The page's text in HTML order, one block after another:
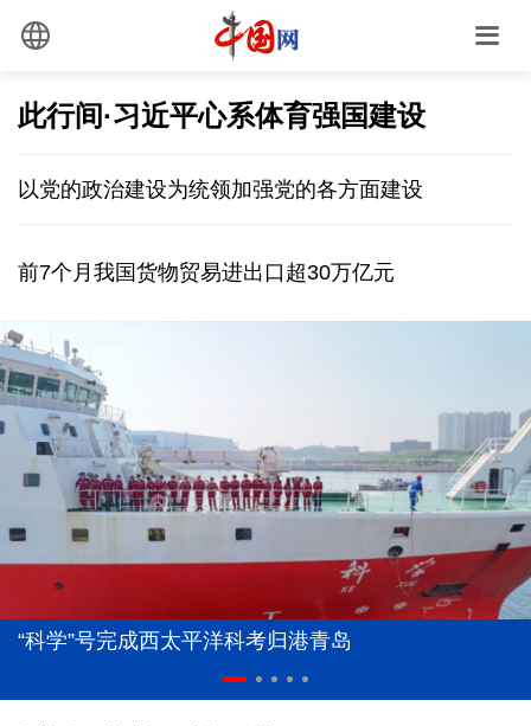
此行间·习近平心系体育强国建设
以党的政治建设为统领加强党的各方面建设
前7个月我国货物贸易进出口超30万亿元
“科学”号完成西太平洋科考归港青岛